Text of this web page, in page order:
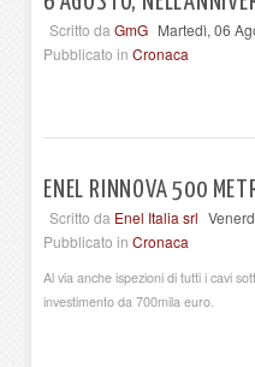
Scritto da GmG Martedì, 06
Pubblicato in Cronaca
ENEL RINNOVA 500
Scritto da Enel Italia srl
Pubblicato in Cronaca
Al via anche ispezioni di tutti i cavi
investimento da 700mila euro.